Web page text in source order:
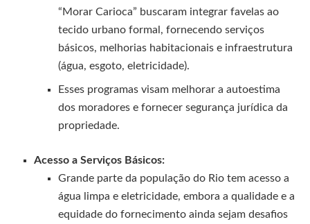
“Morar Carioca” buscaram integrar favelas ao
tecido urbano formal, fornecendo serviços
básicos, melhorias habitacionais e infraestrutura
(água, esgoto, eletricidade).
Esses programas visam melhorar a autoestima
dos moradores e fornecer segurança jurídica da
propriedade.
Acesso a Serviços Básicos:
Grande parte da população do Rio tem acesso a
água limpa e eletricidade, embora a qualidade e a
equidade do fornecimento ainda sejam desafios